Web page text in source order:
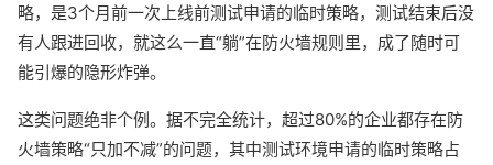
略，是3个月前一次上线前测试申请的临时策略，测试结束后没
有人跟进回收，就这么一直“躺”在防火墙规则里，成了随时可
能引爆的隐形炸弹。
这类问题绝非个例。据不完全统计，超过80%的企业都存在防
火墙策略“只加不减”的问题，其中测试环境申请的临时策略占